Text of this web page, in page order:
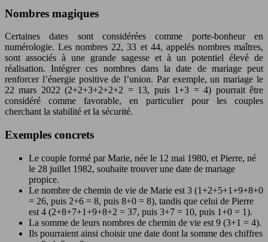
Nombres magiques
Certaines dates sont considérées comme porte-bonheur en
numérologie. Les nombres 22, 33 et 44, appelés nombres maîtres,
sont associés à une grande sagesse et à un potentiel élevé de
réalisation. Intégrer ces nombres dans la date de mariage peut
renforcer l’énergie positive de l’union. Par exemple, un mariage le
22 mars 2022 (2+2+3+2+2+2 = 13, puis 1+3 = 4) pourrait être
considéré comme favorable, en particulier pour les couples
cherchant la stabilité et la sécurité.
Exemples concrets
Le couple formé par Marie, née le 12 mai 1980, et Pierre, né
le 28 juillet 1982, souhaite trouver une date de mariage
propice.
Le nombre de chemin de vie de Marie est 3 (1+2+5+1+9+8+0
= 26, puis 2+6 = 8, puis 8+0 = 8), tandis que celui de Pierre
est 4 (2+8+7+1+9+8+2 = 37, puis 3+7 = 10, puis 1+0 = 1).
La somme de leurs nombres de chemin de vie est 9 (3+1 = 4).
Ils pourraient ainsi choisir une date dont la somme des chiffres